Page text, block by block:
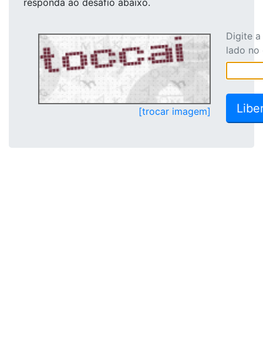
responda ao desafio abaixo.
[trocar imagem]
Digite
lado no